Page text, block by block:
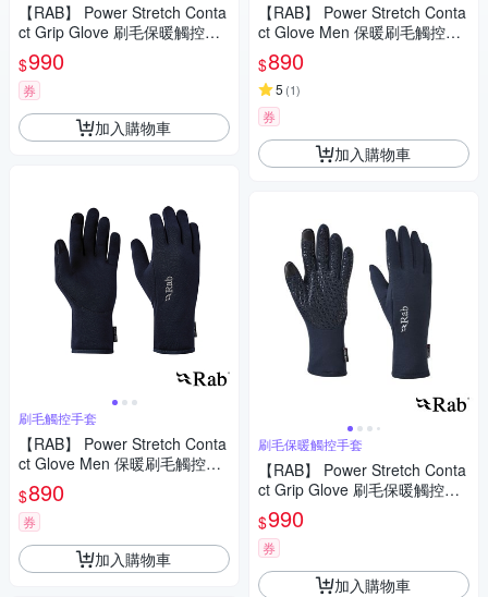
【RAB】 Power Stretch Conta
ct Grip Glove 刷毛保暖觸控手
套 黑色 #QAH53
$990
券
加入購物車
刷毛觸控手套
【RAB】 Power Stretch Conta
ct Glove Men 保暖刷毛觸控手
套 男款 深墨藍 #QAH55
$890
券
加入購物車
【RAB】 Power Stretch Conta
ct Glove Men 保暖刷毛觸控手
套 男款 黑 #QAH55
$890
5 (1)
券
加入購物車
刷毛保暖觸控手套
【RAB】 Power Stretch Conta
ct Grip Glove 刷毛保暖觸控手
套 深墨藍 #QAH53
$990
券
加入購物車